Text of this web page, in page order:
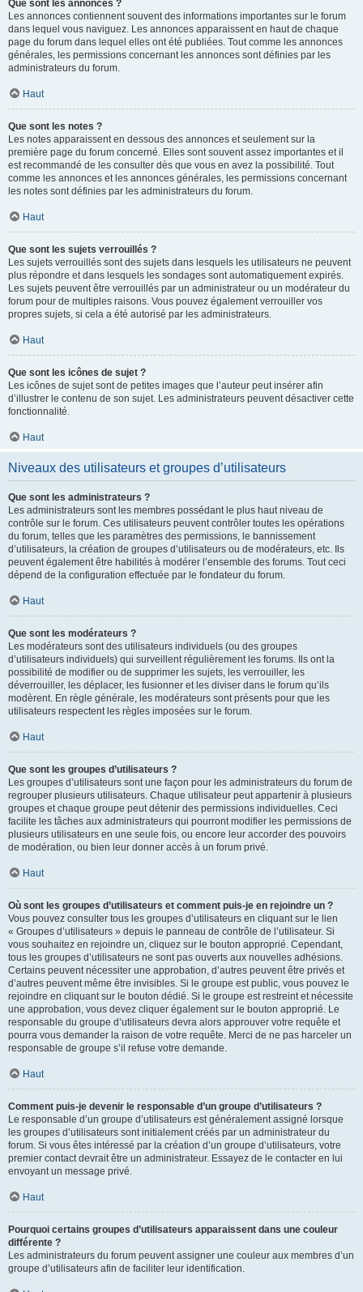
Que sont les annonces ?
Les annonces contiennent souvent des informations importantes sur le forum
dans lequel vous naviguez. Les annonces apparaissent en haut de chaque
page du forum dans lequel elles ont été publiées. Tout comme les annonces
générales, les permissions concernant les annonces sont définies par les
administrateurs du forum.
Haut
Que sont les notes ?
Les notes apparaissent en dessous des annonces et seulement sur la
première page du forum concerné. Elles sont souvent assez importantes et il
est recommandé de les consulter dès que vous en avez la possibilité. Tout
comme les annonces et les annonces générales, les permissions concernant
les notes sont définies par les administrateurs du forum.
Haut
Que sont les sujets verrouillés ?
Les sujets verrouillés sont des sujets dans lesquels les utilisateurs ne peuvent
plus répondre et dans lesquels les sondages sont automatiquement expirés.
Les sujets peuvent être verrouillés par un administrateur ou un modérateur du
forum pour de multiples raisons. Vous pouvez également verrouiller vos
propres sujets, si cela a été autorisé par les administrateurs.
Haut
Que sont les icônes de sujet ?
Les icônes de sujet sont de petites images que l’auteur peut insérer afin
d’illustrer le contenu de son sujet. Les administrateurs peuvent désactiver cette
fonctionnalité.
Haut
Niveaux des utilisateurs et groupes d’utilisateurs
Que sont les administrateurs ?
Les administrateurs sont les membres possédant le plus haut niveau de
contrôle sur le forum. Ces utilisateurs peuvent contrôler toutes les opérations
du forum, telles que les paramètres des permissions, le bannissement
d’utilisateurs, la création de groupes d’utilisateurs ou de modérateurs, etc. Ils
peuvent également être habilités à modérer l’ensemble des forums. Tout ceci
dépend de la configuration effectuée par le fondateur du forum.
Haut
Que sont les modérateurs ?
Les modérateurs sont des utilisateurs individuels (ou des groupes
d’utilisateurs individuels) qui surveillent régulièrement les forums. Ils ont la
possibilité de modifier ou de supprimer les sujets, les verrouiller, les
déverrouiller, les déplacer, les fusionner et les diviser dans le forum qu’ils
modèrent. En règle générale, les modérateurs sont présents pour que les
utilisateurs respectent les règles imposées sur le forum.
Haut
Que sont les groupes d’utilisateurs ?
Les groupes d’utilisateurs sont une façon pour les administrateurs du forum de
regrouper plusieurs utilisateurs. Chaque utilisateur peut appartenir à plusieurs
groupes et chaque groupe peut détenir des permissions individuelles. Ceci
facilite les tâches aux administrateurs qui pourront modifier les permissions de
plusieurs utilisateurs en une seule fois, ou encore leur accorder des pouvoirs
de modération, ou bien leur donner accès à un forum privé.
Haut
Où sont les groupes d’utilisateurs et comment puis-je en rejoindre un ?
Vous pouvez consulter tous les groupes d’utilisateurs en cliquant sur le lien
« Groupes d’utilisateurs » depuis le panneau de contrôle de l’utilisateur. Si
vous souhaitez en rejoindre un, cliquez sur le bouton approprié. Cependant,
tous les groupes d’utilisateurs ne sont pas ouverts aux nouvelles adhésions.
Certains peuvent nécessiter une approbation, d’autres peuvent être privés et
d’autres peuvent même être invisibles. Si le groupe est public, vous pouvez le
rejoindre en cliquant sur le bouton dédié. Si le groupe est restreint et nécessite
une approbation, vous devez cliquer également sur le bouton approprié. Le
responsable du groupe d’utilisateurs devra alors approuver votre requête et
pourra vous demander la raison de votre requête. Merci de ne pas harceler un
responsable de groupe s’il refuse votre demande.
Haut
Comment puis-je devenir le responsable d’un groupe d’utilisateurs ?
Le responsable d’un groupe d’utilisateurs est généralement assigné lorsque
les groupes d’utilisateurs sont initialement créés par un administrateur du
forum. Si vous êtes intéressé par la création d’un groupe d’utilisateurs, votre
premier contact devrait être un administrateur. Essayez de le contacter en lui
envoyant un message privé.
Haut
Pourquoi certains groupes d’utilisateurs apparaissent dans une couleur
différente ?
Les administrateurs du forum peuvent assigner une couleur aux membres d’un
groupe d’utilisateurs afin de faciliter leur identification.